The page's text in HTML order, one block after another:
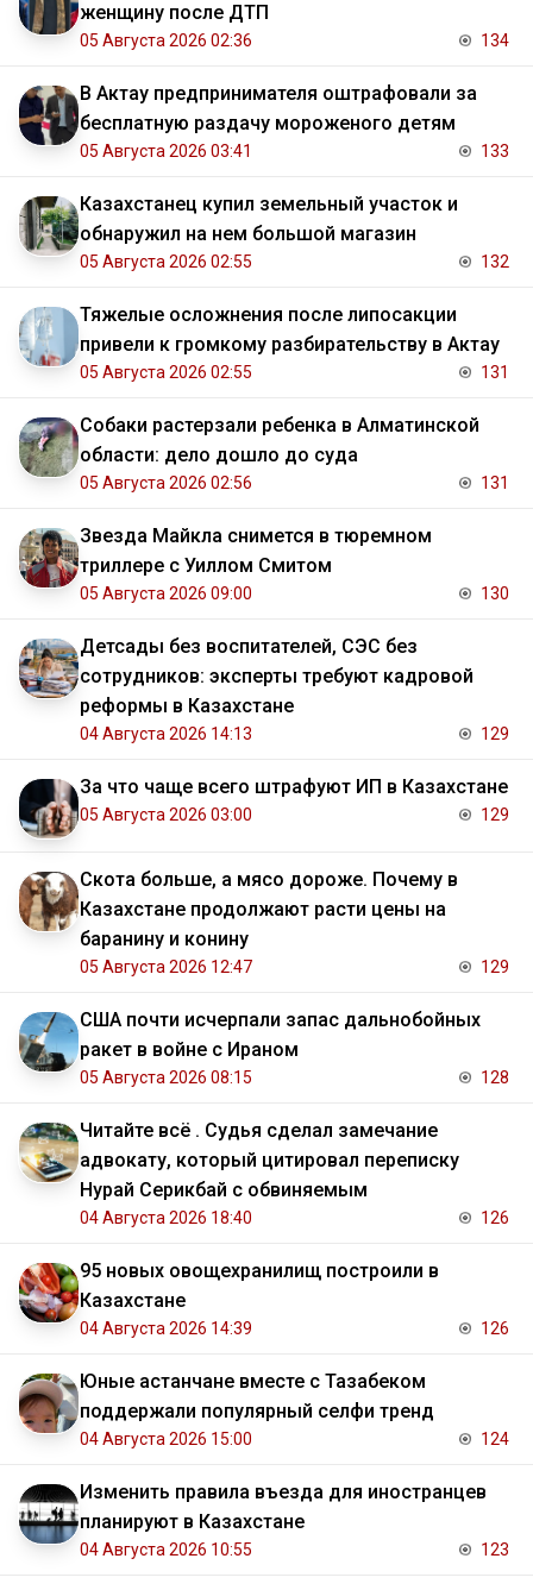
женщину после ДТП
05 Августа 2026 02:36 134
В Актау предпринимателя оштрафовали за
бесплатную раздачу мороженого детям
05 Августа 2026 03:41 133
Казахстанец купил земельный участок и
обнаружил на нем большой магазин
05 Августа 2026 02:55 132
Тяжелые осложнения после липосакции
привели к громкому разбирательству в Актау
05 Августа 2026 02:55 131
Собаки растерзали ребенка в Алматинской
области: дело дошло до суда
05 Августа 2026 02:56 131
Звезда Майкла снимется в тюремном
триллере с Уиллом Смитом
05 Августа 2026 09:00 130
Детсады без воспитателей, СЭС без
сотрудников: эксперты требуют кадровой
реформы в Казахстане
04 Августа 2026 14:13 129
За что чаще всего штрафуют ИП в Казахстане
05 Августа 2026 03:00 129
Скота больше, а мясо дороже. Почему в
Казахстане продолжают расти цены на
баранину и конину
05 Августа 2026 12:47 129
США почти исчерпали запас дальнобойных
ракет в войне с Ираном
05 Августа 2026 08:15 128
Читайте всё . Судья сделал замечание
адвокату, который цитировал переписку
Нурай Серикбай с обвиняемым
04 Августа 2026 18:40 126
95 новых овощехранилищ построили в
Казахстане
04 Августа 2026 14:39 126
Юные астанчане вместе с Тазабеком
поддержали популярный селфи тренд
04 Августа 2026 15:00 124
Изменить правила въезда для иностранцев
планируют в Казахстане
04 Августа 2026 10:55 123